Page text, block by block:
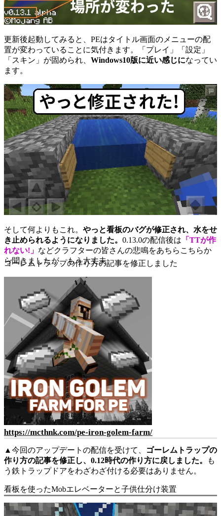
更新後起動してみると、PEはタイトル画面のメニューの配
置が変わっていることに気付きます。「プレイ」「設定」
「スキン」が固められ、 Windows10版に近い感じになってい
ます。
そして何よりもこれ。 やっと看板のバグが修正され、水をせ
き止められるようになりました。 0.13.0の配信後は 「TTが作
れない!」 などクラフターの皆さんの悲鳴をあちらこちらか
ら聞きましたが、もう大丈夫。
ゴーレムトラップの作り方の記事を修正しました
https://mcthnk.com/pe-iron-golem-farm/
▲今回のアップデートの配信を受けて、
ゴーレムトラップの
作り方の記事を修正し、0.12時代の作り方に戻しました。
も
う鉄トラップドアをわざわざ付ける必要はありません。
看板を使ったMobエレベーターと子供仕分け装置